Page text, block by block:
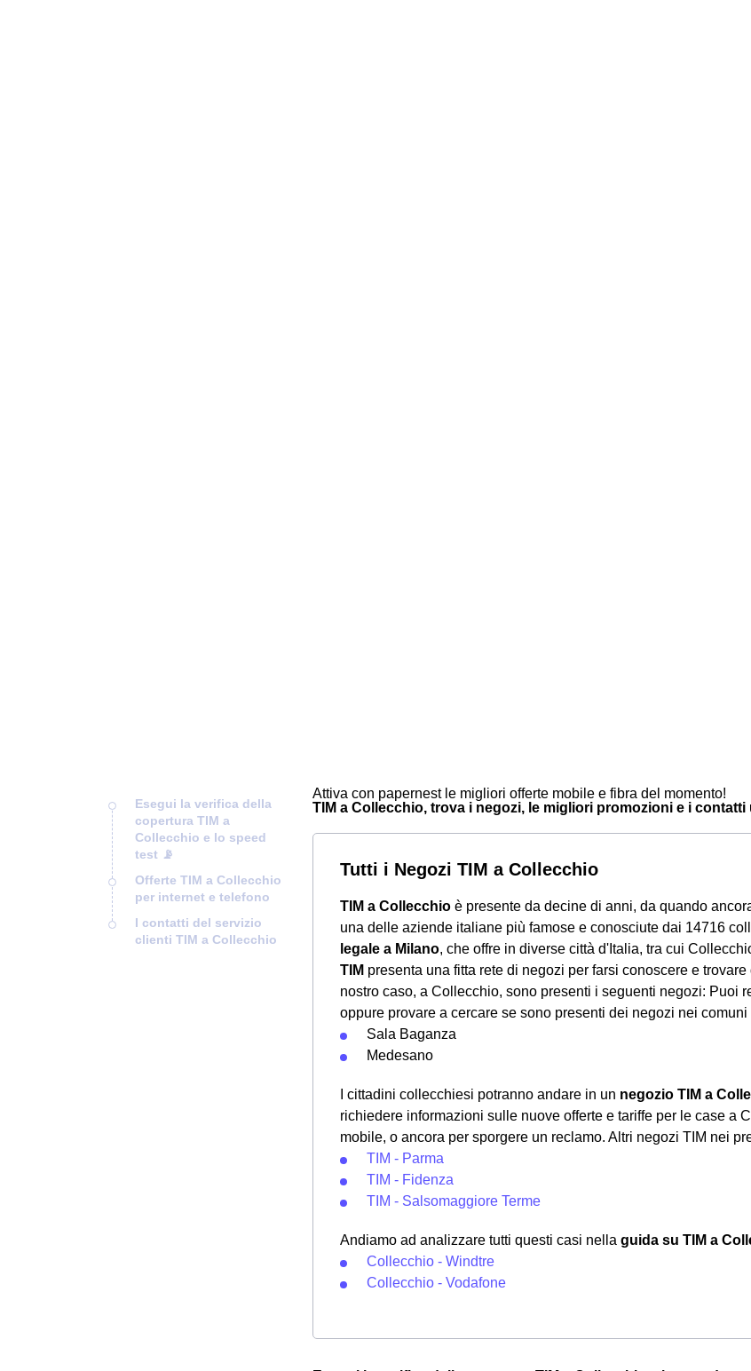
Esegui la verifica della
copertura TIM a
Collecchio e lo speed
test 📡
Offerte TIM a Collecchio
per internet e telefono
I contatti del servizio
clienti TIM a Collecchio
Attiva con papernest le migliori offerte mobile e fibra del momento!
TIM a Collecchio, trova i negozi, le migliori promozioni e i contatti
Tutti i Negozi TIM a Collecchio
TIM a Collecchio è presente da decine di anni, da quando
una delle aziende italiane più famose e conosciute dai 14716
legale a Milano, che offre in diverse città d'Italia, tra cui
TIM presenta una fitta rete di negozi per farsi conoscere e
nostro caso, a Collecchio, sono presenti i seguenti negozi: Puoi
oppure provare a cercare se sono presenti dei negozi nei
Sala Baganza
Medesano
I cittadini collecchiesi potranno andare in un negozio TIM a
richiedere informazioni sulle nuove offerte e tariffe per le case a
mobile, o ancora per sporgere un reclamo. Altri negozi TIM nei
TIM - Parma
TIM - Fidenza
TIM - Salsomaggiore Terme
Andiamo ad analizzare tutti questi casi nella guida su TIM a
Collecchio - Windtre
Collecchio - Vodafone